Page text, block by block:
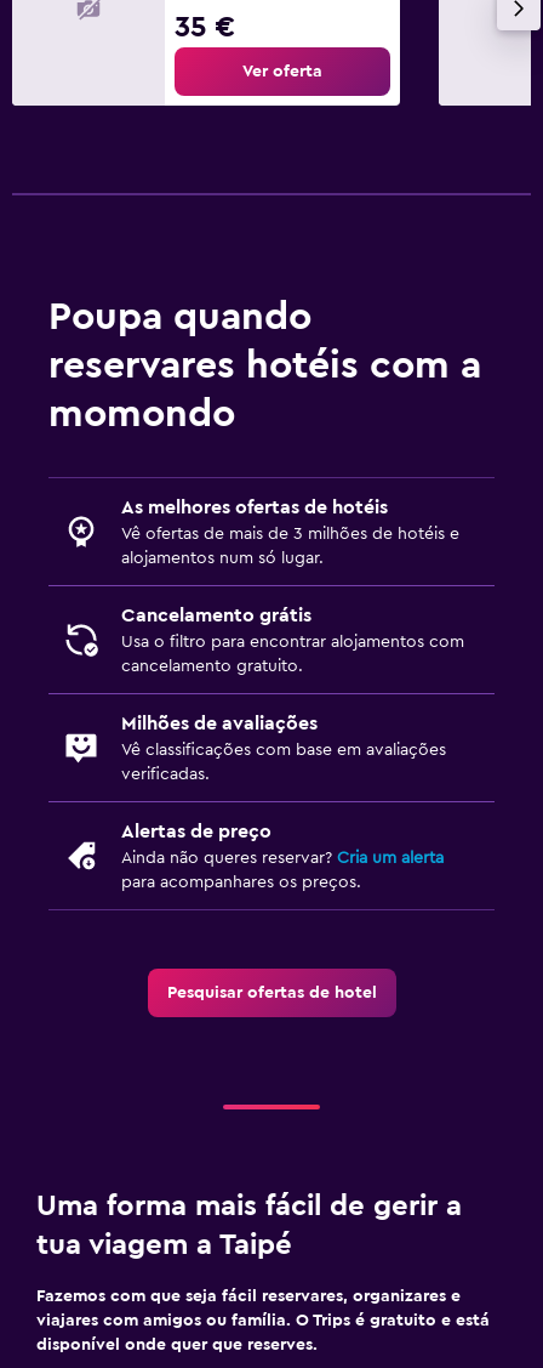
35 €
Ver oferta
Poupa quando
reservares hotéis com a
momondo
As melhores ofertas de hotéis
Vê ofertas de mais de 3 milhões de hotéis e
alojamentos num só lugar.
Cancelamento grátis
Usa o filtro para encontrar alojamentos com
cancelamento gratuito.
Milhões de avaliações
Vê classificações com base em avaliações
verificadas.
Alertas de preço
Ainda não queres reservar? Cria um alerta
para acompanhares os preços.
Pesquisar ofertas de hotel
Uma forma mais fácil de gerir a
tua viagem a Taipé
Fazemos com que seja fácil reservares, organizares e
viajares com amigos ou família. O Trips é gratuito e está
disponível onde quer que reserves.